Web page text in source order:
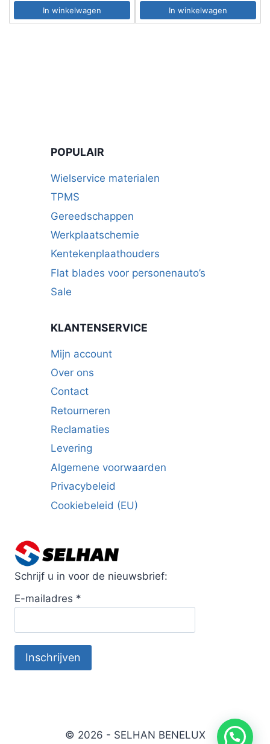
In winkelwagen In winkelwagen
POPULAIR
Wielservice materialen
TPMS
Gereedschappen
Werkplaatschemie
Kentekenplaathouders
Flat blades voor personenauto’s
Sale
KLANTENSERVICE
Mijn account
Over ons
Contact
Retourneren
Reclamaties
Levering
Algemene voorwaarden
Privacybeleid
Cookiebeleid (EU)
Schrijf u in voor de nieuwsbrief:
E-mailadres *
© 2026 - SELHAN BENELUX